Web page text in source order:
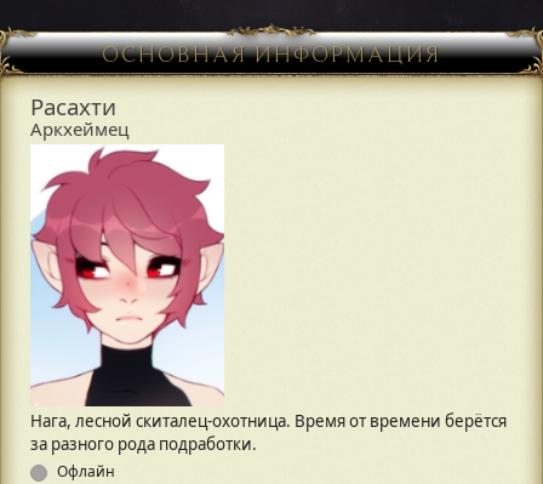
ОСНОВНАЯ ИНФОРМАЦИЯ
Расахти
Аркхеймец
Нага, лесной скиталец-охотница. Время от времени берётся
за разного рода подработки.
Офлайн